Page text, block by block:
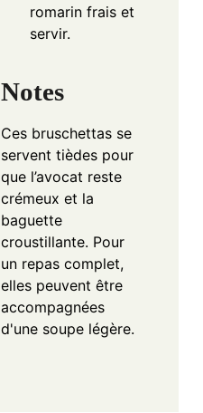
romarin frais et
servir.
Notes
Ces bruschettas se
servent tièdes pour
que l’avocat reste
crémeux et la
baguette
croustillante. Pour
un repas complet,
elles peuvent être
accompagnées
d'une soupe légère.